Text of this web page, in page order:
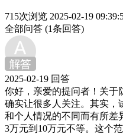
715次浏览 2025-02-19
全部问答 (1条回答)
2025-02-19 回答
你好，亲爱的提问者！关于
确实让很多人关注。其实，
和个人情况的不同而有所差
3万元到10万元不等。这个